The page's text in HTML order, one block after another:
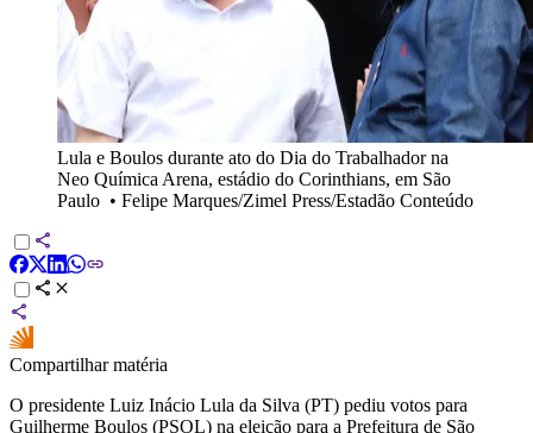
Lula e Boulos durante ato do Dia do Trabalhador na
Neo Química Arena, estádio do Corinthians, em São
Paulo • Felipe Marques/Zimel Press/Estadão Conteúdo
Compartilhar matéria
O presidente Luiz Inácio Lula da Silva (PT) pediu votos para
Guilherme Boulos (PSOL) na eleição para a Prefeitura de São